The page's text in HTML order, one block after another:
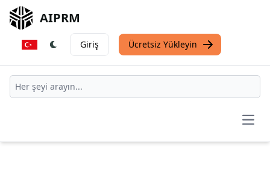
AIPRM
Giriş Ücretsiz Yükleyin